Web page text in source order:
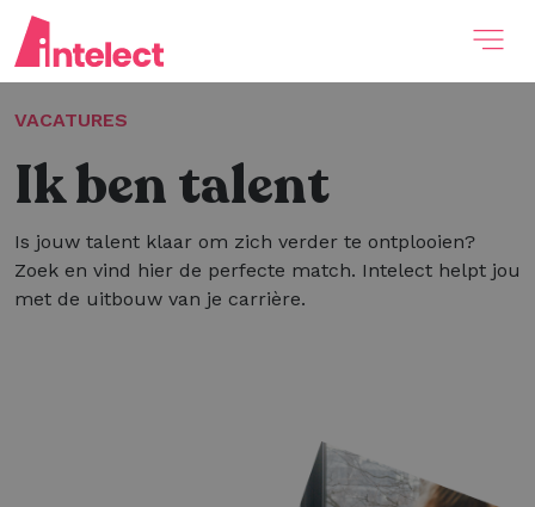
VACATURES
Ik ben talent
Is jouw talent klaar om zich verder te ontplooien?
Zoek en vind hier de perfecte match. Intelect helpt jou
met de uitbouw van je carrière.